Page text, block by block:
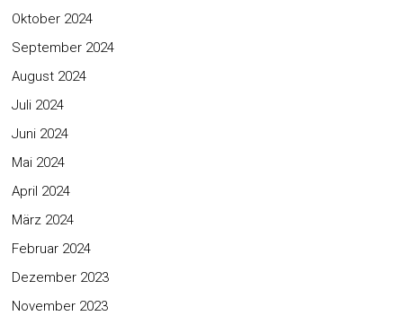
Oktober 2024
September 2024
August 2024
Juli 2024
Juni 2024
Mai 2024
April 2024
März 2024
Februar 2024
Dezember 2023
November 2023